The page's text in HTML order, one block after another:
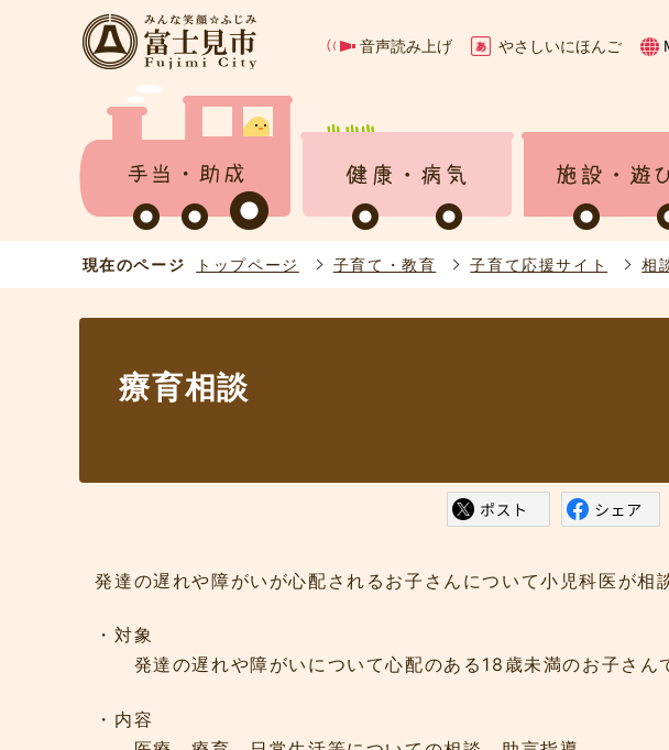
音声読み上げ やさしいにほんご
現在のページ トップページ 子育て・教育 子育て応援サイト 相
療育相談
発達の遅れや障がいが心配されるお子さんについて小児科医が相
・対象
発達の遅れや障がいについて心配のある18歳未満のお子さん
・内容